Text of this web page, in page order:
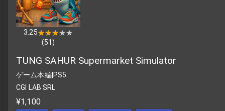
3.25★★★★★
★★★★★
(51 )
TUNG SAHUR Supermarket Simulator
ゲーム本編| PS5
CGI LAB SRL
¥1,100